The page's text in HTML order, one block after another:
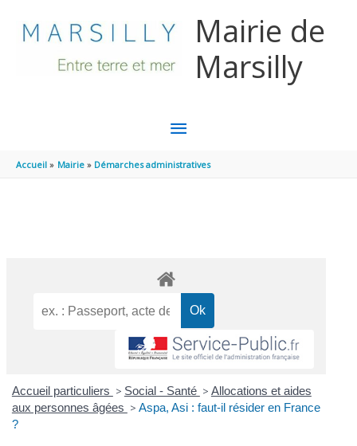
Mairie de
Marsilly
MENU
PRINCIPAL
Accueil Mairie Démarches administratives
Accueil particuliers > Social - Santé > Allocations et aides
aux personnes âgées > Aspa, Asi : faut-il résider en France
?